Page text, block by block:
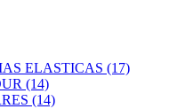
ELASTICAS (17)
(14)
(14)